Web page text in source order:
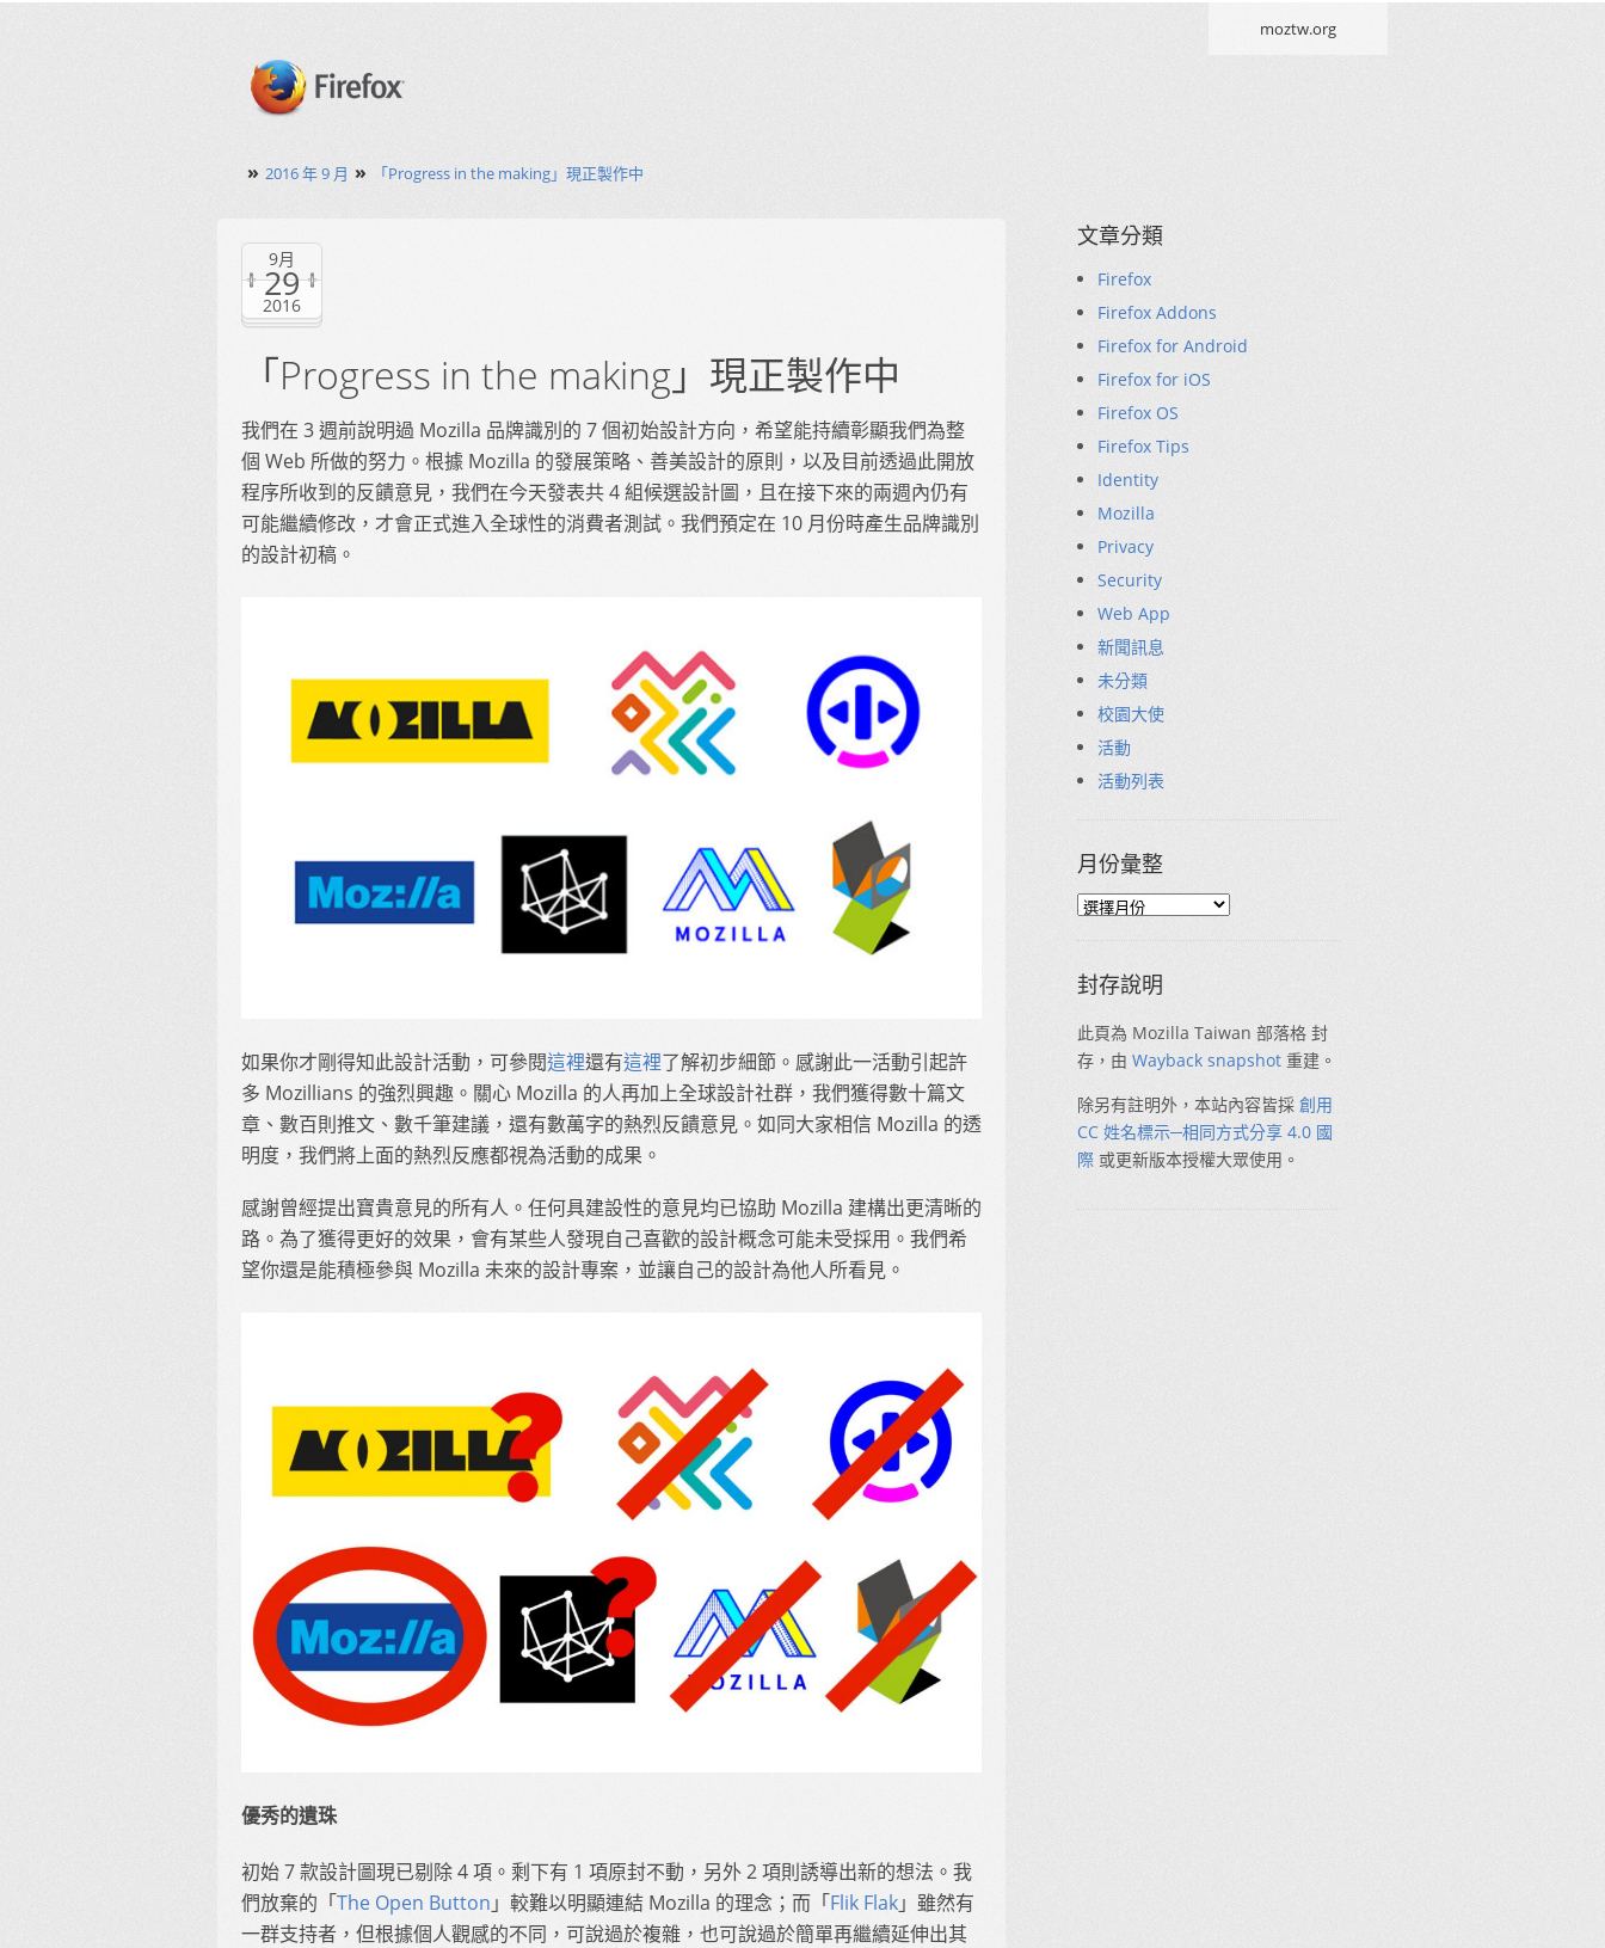
moztw.org
» 2016 年 9 月 » 「Progress in the making」現正製作中
9月
29
2016
「Progress in the making」現正製作中
我們在 3 週前說明過 Mozilla 品牌識別的 7 個初始設計方向，希望能持續彰顯我們為整
個 Web 所做的努力。根據 Mozilla 的發展策略、善美設計的原則，以及目前透過此開放
程序所收到的反饋意見，我們在今天發表共 4 組候選設計圖，且在接下來的兩週內仍有
可能繼續修改，才會正式進入全球性的消費者測試。我們預定在 10 月份時產生品牌識別
的設計初稿。
如果你才剛得知此設計活動，可參閱這裡還有這裡了解初步細節。感謝此一活動引起許
多 Mozillians 的強烈興趣。關心 Mozilla 的人再加上全球設計社群，我們獲得數十篇文
章、數百則推文、數千筆建議，還有數萬字的熱烈反饋意見。如同大家相信 Mozilla 的透
明度，我們將上面的熱烈反應都視為活動的成果。
感謝曾經提出寶貴意見的所有人。任何具建設性的意見均已協助 Mozilla 建構出更清晰的
路。為了獲得更好的效果，會有某些人發現自己喜歡的設計概念可能未受採用。我們希
望你還是能積極參與 Mozilla 未來的設計專案，並讓自己的設計為他人所看見。
優秀的遺珠
初始 7 款設計圖現已剔除 4 項。剩下有 1 項原封不動，另外 2 項則誘導出新的想法。我
們放棄的「The Open Button 」較難以明顯連結 Mozilla 的理念；而「Flik Flak」雖然有
一群支持者，但根據個人觀感的不同，可說過於複雜，也可說過於簡單再繼續延伸出其
文章分類
Firefox
Firefox Addons
Firefox for Android
Firefox for iOS
Firefox OS
Firefox Tips
Identity
Mozilla
Privacy
Security
Web App
新聞訊息
未分類
校園大使
活動
活動列表
月份彙整
封存說明
此頁為 Mozilla Taiwan 部落格 封
存，由 Wayback snapshot 重建。
除另有註明外，本站內容皆採 創用
CC 姓名標示─相同方式分享 4.0 國
際 或更新版本授權大眾使用。